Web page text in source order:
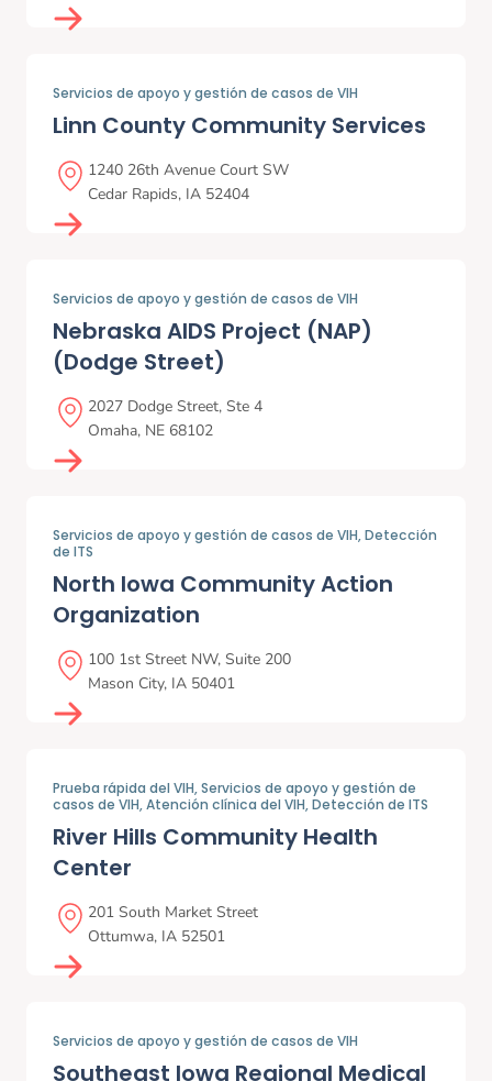
Servicios de apoyo y gestión de casos de VIH
Linn County Community Services
1240 26th Avenue Court SW
Cedar Rapids, IA 52404
Servicios de apoyo y gestión de casos de VIH
Nebraska AIDS Project (NAP)
(Dodge Street)
2027 Dodge Street, Ste 4
Omaha, NE 68102
Servicios de apoyo y gestión de casos de VIH,Detección
de ITS
North Iowa Community Action
Organization
100 1st Street NW, Suite 200
Mason City, IA 50401
Prueba rápida del VIH,Servicios de apoyo y gestión de
casos de VIH,Atención clínica del VIH,Detección de ITS
River Hills Community Health
Center
201 South Market Street
Ottumwa, IA 52501
Servicios de apoyo y gestión de casos de VIH
Southeast Iowa Regional Medical